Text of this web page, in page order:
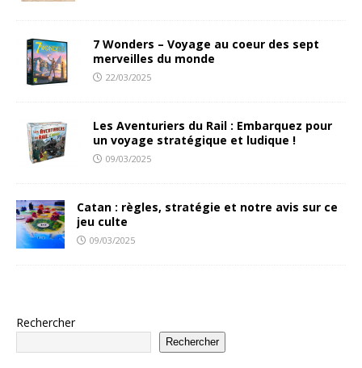
7 Wonders – Voyage au coeur des sept
merveilles du monde
22/03/2025
Les Aventuriers du Rail : Embarquez pour
un voyage stratégique et ludique !
09/03/2025
Catan : règles, stratégie et notre avis sur ce
jeu culte
09/03/2025
Rechercher
Rechercher